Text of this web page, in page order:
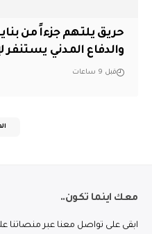
حريق يلتهم جزءاً من
والدفاع المدني يستنفر
قبل 9 ساعات
معك اينما تكون..
ابقى على تواصل معنا عبر منصاتنا